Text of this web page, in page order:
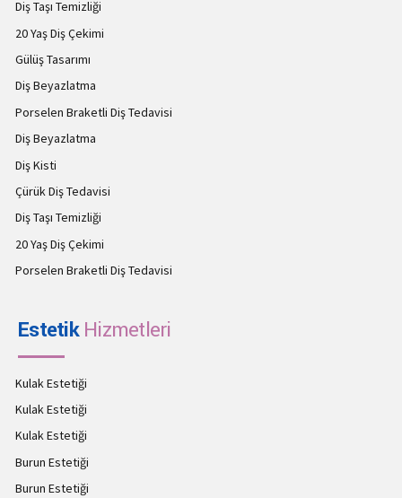
Diş Taşı Temizliği
20 Yaş Diş Çekimi
Gülüş Tasarımı
Diş Beyazlatma
Porselen Braketli Diş Tedavisi
Diş Beyazlatma
Diş Kisti
Çürük Diş Tedavisi
Diş Taşı Temizliği
20 Yaş Diş Çekimi
Porselen Braketli Diş Tedavisi
Estetik Hizmetleri
Kulak Estetiği
Kulak Estetiği
Kulak Estetiği
Burun Estetiği
Burun Estetiği